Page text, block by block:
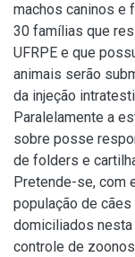
machos caninos e
30 famílias que
UFRPE e que
animais serão
da injeção
Paralelamente a
sobre posse
de folders e
Pretende-se, com
população de
domiciliados nesta
controle de